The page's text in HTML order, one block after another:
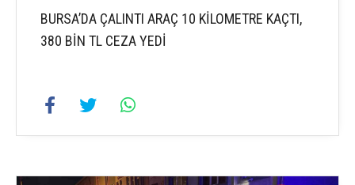
BURSA’DA ÇALINTI ARAÇ 10 KİLOMETRE KAÇTI,
380 BİN TL CEZA YEDİ